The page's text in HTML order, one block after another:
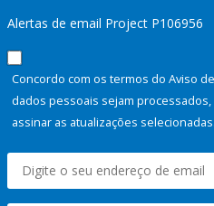
Alertas de email Project P106956
Concordo com os termos do Aviso
dados pessoais sejam
assinar as atualizações selecionadas.